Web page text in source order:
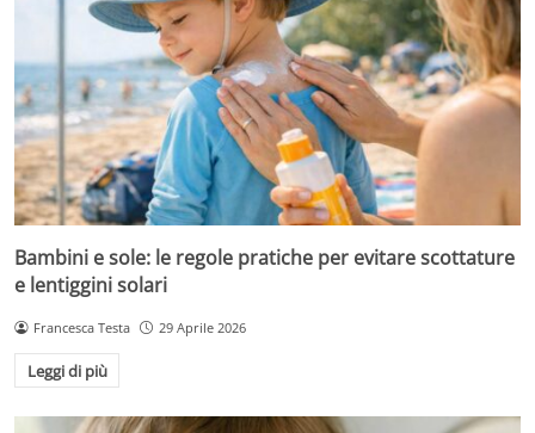
Bambini e sole: le regole pratiche per evitare scottature
e lentiggini solari
Francesca Testa 29 Aprile 2026
Leggi di più